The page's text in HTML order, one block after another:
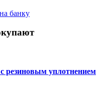
банку
резиновым уплотнением